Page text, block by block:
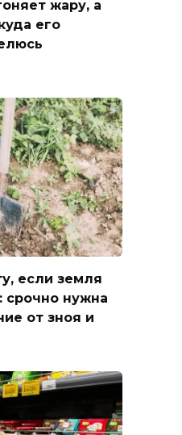
жару, а
его
если земля
срочно нужна
от зноя и